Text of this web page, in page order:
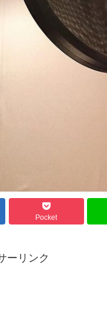
Pocket
ーリンク